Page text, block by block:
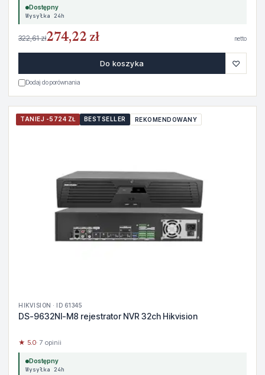
Dostępny
Wysyłka 24h
322,61 zł274,22 zł netto
Do koszyka ♡
Dodaj do porównania
TANIEJ -5724 ZŁ BESTSELLER REKOMENDOWANY
HIKVISION · ID 61345
DS-9632NI-M8 rejestrator NVR 32ch Hikvision
★ 5.0· 7 opinii
Dostępny
Wysyłka 24h